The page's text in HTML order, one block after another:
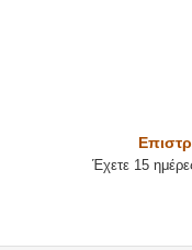
Έχετε 15